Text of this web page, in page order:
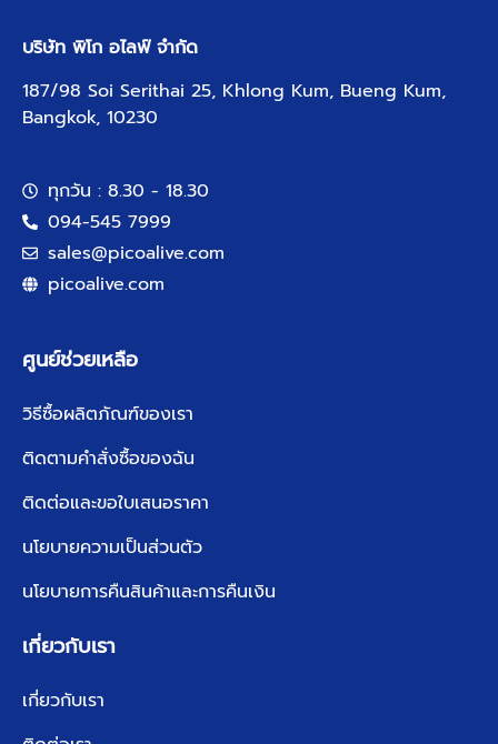
บริษัท พิโก อไลฟ์ จำกัด
187/98 Soi Serithai 25, Khlong Kum, Bueng Kum,
Bangkok, 10230
ทุกวัน : 8.30 - 18.30
094-545 7999
sales@picoalive.com
picoalive.com
ศูนย์ช่วยเหลือ
วิธีซื้อผลิตภัณฑ์ของเรา
ติดตามคำสั่งซื้อของฉัน
ติดต่อและขอใบเสนอราคา
นโยบายความเป็นส่วนตัว
นโยบายการคืนสินค้าและการคืนเงิน
เกี่ยวกับเรา
เกี่ยวกับเรา